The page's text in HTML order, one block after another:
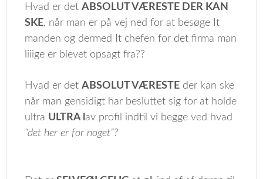
Hvad er detABSOLUT VÆRESTE DER KAN
SKE, når man er på vej ned for at besøge It
manden og dermed It chefen for det firma man
liiige er blevet opsagt fra??
Hvad er detABSOLUT VÆRESTE der kan ske
når man gensidigt har besluttet sig for at holde
ultra ULTRA lav profil indtil vi begge ved hvad
“det her er for noget”?